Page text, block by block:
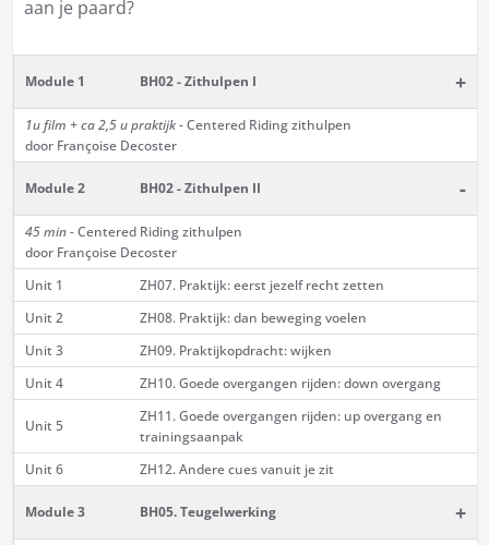
aan je paard?
Module 1 BH02 - Zithulpen I +
1u film + ca 2,5 u praktijk- Centered Riding zithulpen
door Françoise Decoster
Module 2 BH02 - Zithulpen II -
45 min -Centered Riding zithulpen
door Françoise Decoster
Unit 1
ZH07. Praktijk: eerst jezelf recht zetten
Unit 2
ZH08. Praktijk: dan beweging voelen
Unit 3
ZH09. Praktijkopdracht: wijken
Unit 4
ZH10. Goede overgangen rijden: down overgang
Unit 5
ZH11. Goede overgangen rijden: up overgang en
trainingsaanpak
Unit 6
ZH12. Andere cues vanuit je zit
Module 3 BH05. Teugelwerking +